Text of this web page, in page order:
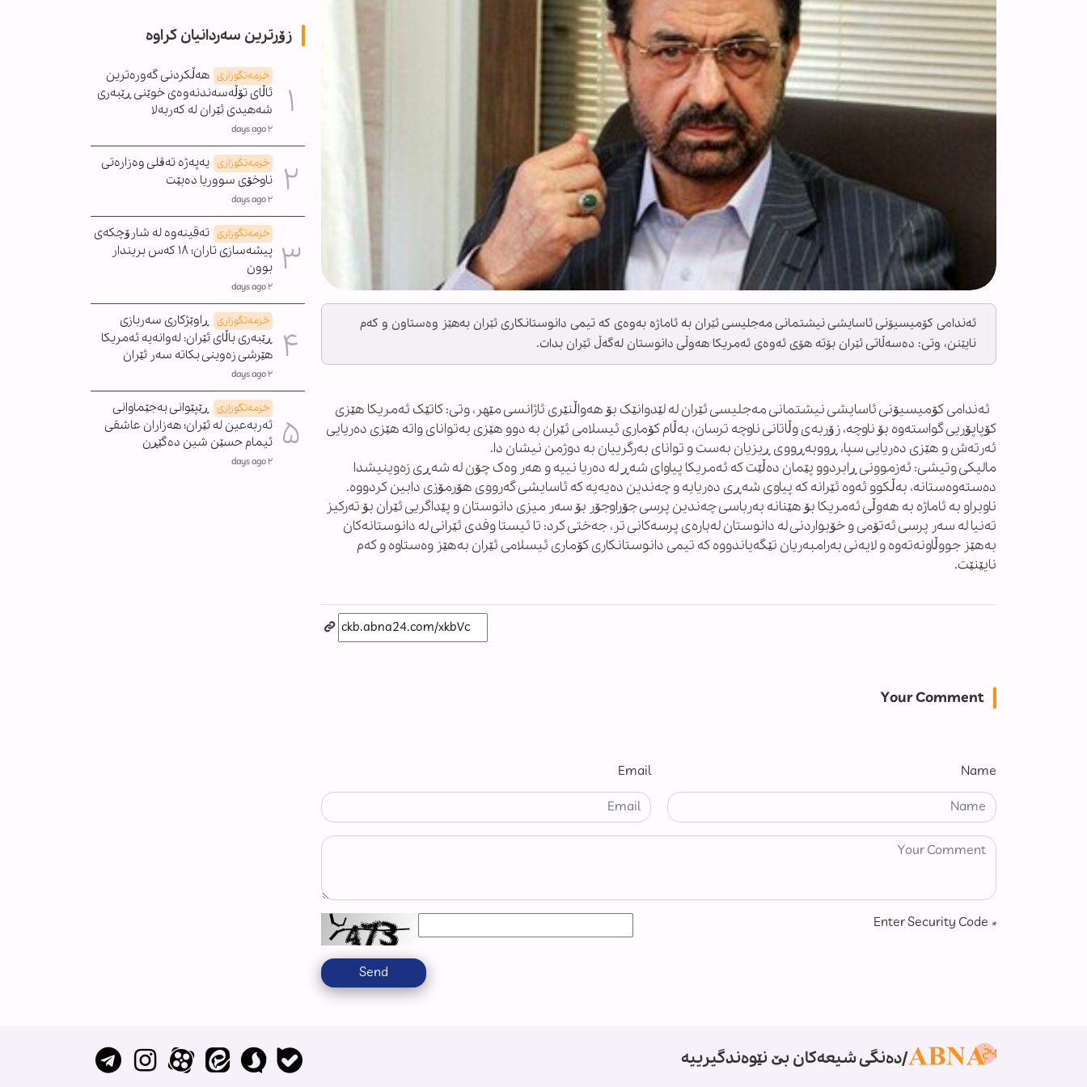
ئەندامی کۆمیسیۆنی ئاسایشی نیشتمانی مەجلیسی ئێران بە ئاماژە بەوەی کە تیمی دانوستانکاری ئێران بەهێز وەستاون و کەم
نایێنن، وتی: دەسەڵاتی ئێران بۆتە هۆی ئەوەی ئەمریکا هەوڵی دانوستان لەگەڵ ئێران بدات.
ئەندامی کۆمیسیۆنی ئاسایشی نیشتمانی مەجلیسی ئێران لە لێدوانێک بۆ هەواڵنێری ئاژانسی مێهر، وتی: کاتێک ئەمریکا هێزی
کۆپاپۆریی گواستەوە بۆ ناوچە، زۆربەی وڵاتانی ناوچە ترسان، بەڵام کۆماری ئیسلامی ئێران بە دوو هێزی بەتوانای واتە هێزی دەریایی
ئەرتەش و هێزی دەریایی سپا، ڕووبەڕووی ڕیزیان بەست و توانای بەرگرییان بە دوژمن نیشان دا.
مالیکی وتیشی: ئەزموونی ڕابردوو پێمان دەڵێت کە ئەمریکا پیاوای شەڕ لە دەریا نییە و هەر وەک چۆن لە شەڕی زەوینیشدا
دەستەوەستانە، بەڵکوو ئەوە ئێرانە کە پیاوی شەڕی دەریایە و چەندین دەیەیە کە ئاسایشی گەرووی هۆرمۆزی دابین کردووە.
ناوبراو بە ئاماژە بە هەوڵی ئەمریکا بۆ هێنانە بەرباسی چەندین پرسی جۆراوجۆر بۆ سەر میزی دانوستان و پێداگریی ئێران بۆ تەرکیز
تەنیا لە سەر پرسی ئەتۆمی و خۆبواردنی لە دانوستان لەبارەی پرسەکانی تر، جەختی کرد: تا ئیستا وفدی ئێرانی لە دانوستانەکان
بەهێز جووڵاونەتەوە و لایەنی بەرامبەریان تێگەیاندووە کە تیمی دانوستانکاری کۆماری ئیسلامی ئێران بەهێز وەستاوە و کەم
نایێنێت.
Your Comment
Name
Email
*
Send
زۆرترین سەردانیان کراوە
خزمەتگوزاری هەڵکردنی گەورەترین
ئاڵای تۆڵەسەندنەوەی خوێنی ڕێبەری
شەهیدی ئێران لە کەربەلا
٢ days ago
خزمەتگوزاری یەپەژە تەڤلی وەزارەتی
ناوخۆی سووریا دەبێت
٢ days ago
خزمەتگوزاری تەقینەوە لە شارۆچکەی
پیشەسازی تاران؛ ١٨ کەس بریندار
بوون
٢ days ago
خزمەتگوزاری
ڕاوێژکاری سەربازی
ڕێبەری باڵای ئێران: لەوانەیە ئەمریکا
هێرشی زەوینی بکاتە سەر ئێران
٢ days ago
خزمەتگوزاری
ڕێپێوانی بەجێماوانی
ئەربەعین لە ئێران؛ هەزاران عاشقی
ئیمام حسێن شین دەگێڕن
٢ days ago
دەنگی شیعەکان بێ نێوەندگیرییە